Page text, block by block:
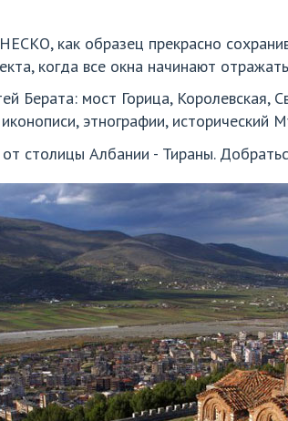
как образец прекрасно
когда все окна начинают
Берата: мост Горица, Королевская,
этнографии, исторический
столицы Албании - Тираны.